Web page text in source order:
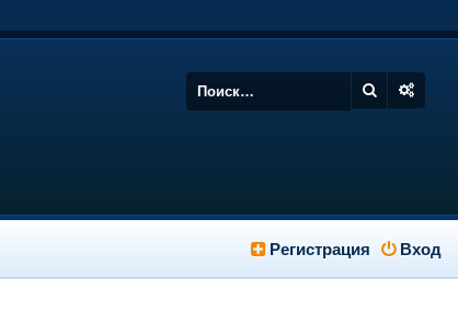
Вход
Регистрация